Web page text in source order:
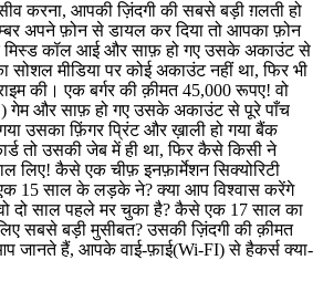
करना, आपकी ज़िंदगी की सबसे बड़ी ग़लती हो
अपने फ़ोन से डायल कर दिया तो आपका फ़ोन
मिस्ड कॉल आई और साफ़ हो गए उसके अकाउंट से
मीडिया पर कोई अकाउंट नहीं था, फिर भी
की। एक बर्गर की क़ीमत 45,000 रूपए! वो
गेम और साफ़ हो गए उसके अकाउंट से पूरे पाँच
उसका फ़िंगर प्रिंट और ख़ाली हो गया बैंक
तो उसकी जेब में ही था, फिर कैसे किसी ने
कैसे एक चीफ़ इनफ़ार्मेशन सिक्योरिटी
15 साल के लड़के ने? क्या आप विश्वास करेंगे
दो साल पहले मर चुका है? कैसे एक 17 साल का
सबसे बड़ी मुसीबत? उसकी ज़िंदगी की क़ीमत
जानते हैं, आपके वाई-फ़ाई(Wi-FI) से हैकर्स क्या-